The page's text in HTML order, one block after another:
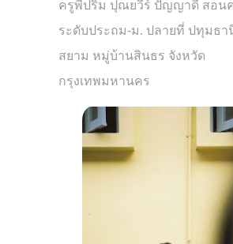
ครูพี่ปริม ปุณยวีร์ ปัญญาดี สอน
ระดับประถม-ม. ปลายที่ ปทุมธา
สยาม หมู่บ้านสินธร จังหวัด
กรุงเทพมหานคร